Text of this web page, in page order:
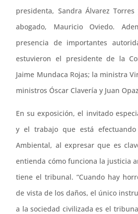
presidenta, Sandra Álvarez
abogado, Mauricio Oviedo.
presencia de importantes
estuvieron el presidente de la
Jaime Mundaca Rojas; la ministra
ministros Óscar Clavería y Juan
En su exposición, el invitado
y el trabajo que está
Ambiental, al expresar que es
entienda cómo funciona la justicia
tiene el tribunal. “Cuando hay
de vista de los daños, el único
a la sociedad civilizada es el